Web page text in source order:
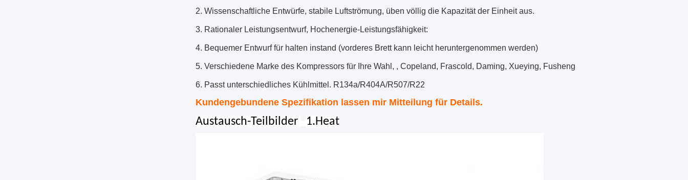
2. Wissenschaftliche Entwürfe, stabile Luftströmung, üben völlig die Kapazität der Einheit aus.
3. Rationaler Leistungsentwurf, Hochenergie-Leistungsfähigkeit:
4. Bequemer Entwurf für halten instand (vorderes Brett kann leicht heruntergenommen werden)
5. Verschiedene Marke des Kompressors für Ihre Wahl, , Copeland, Frascold, Daming, Xueying, Fusheng
6. Passt unterschiedliches Kühlmittel. R134a/R404A/R507/R22
Kundengebundene Spezifikation lassen mir Mitteilung für Details.
Austausch-Teilbilder 1.Heat